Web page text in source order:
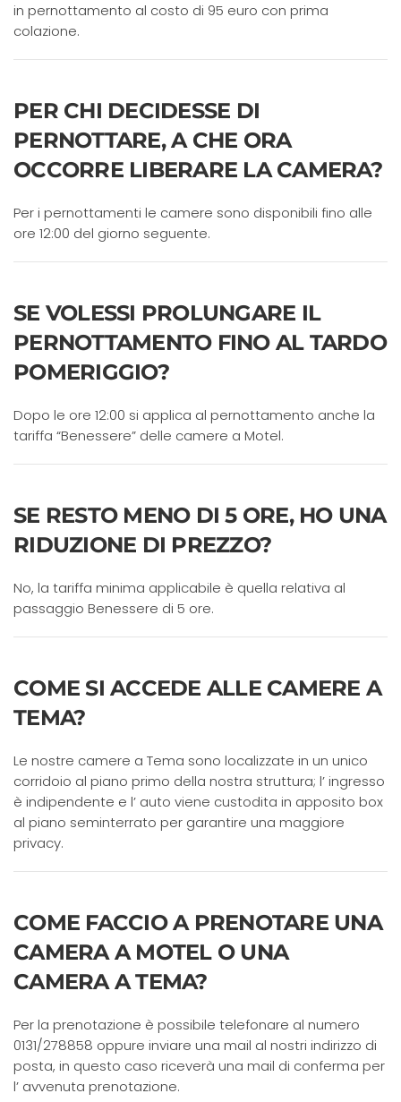
in pernottamento al costo di 95 euro con prima
colazione.
PER CHI DECIDESSE DI
PERNOTTARE, A CHE ORA
OCCORRE LIBERARE LA CAMERA?
Per i pernottamenti le camere sono disponibili fino alle
ore 12:00 del giorno seguente.
SE VOLESSI PROLUNGARE IL
PERNOTTAMENTO FINO AL TARDO
POMERIGGIO?
Dopo le ore 12:00 si applica al pernottamento anche la
tariffa “Benessere” delle camere a Motel.
SE RESTO MENO DI 5 ORE, HO UNA
RIDUZIONE DI PREZZO?
No, la tariffa minima applicabile è quella relativa al
passaggio Benessere di 5 ore.
COME SI ACCEDE ALLE CAMERE A
TEMA?
Le nostre camere a Tema sono localizzate in un unico
corridoio al piano primo della nostra struttura; l’ ingresso
è indipendente e l’ auto viene custodita in apposito box
al piano seminterrato per garantire una maggiore
privacy.
COME FACCIO A PRENOTARE UNA
CAMERA A MOTEL O UNA
CAMERA A TEMA?
Per la prenotazione è possibile telefonare al numero
0131/278858 oppure inviare una mail al nostri indirizzo di
posta, in questo caso riceverà una mail di conferma per
l’ avvenuta prenotazione.